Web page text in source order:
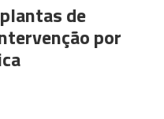
de
por